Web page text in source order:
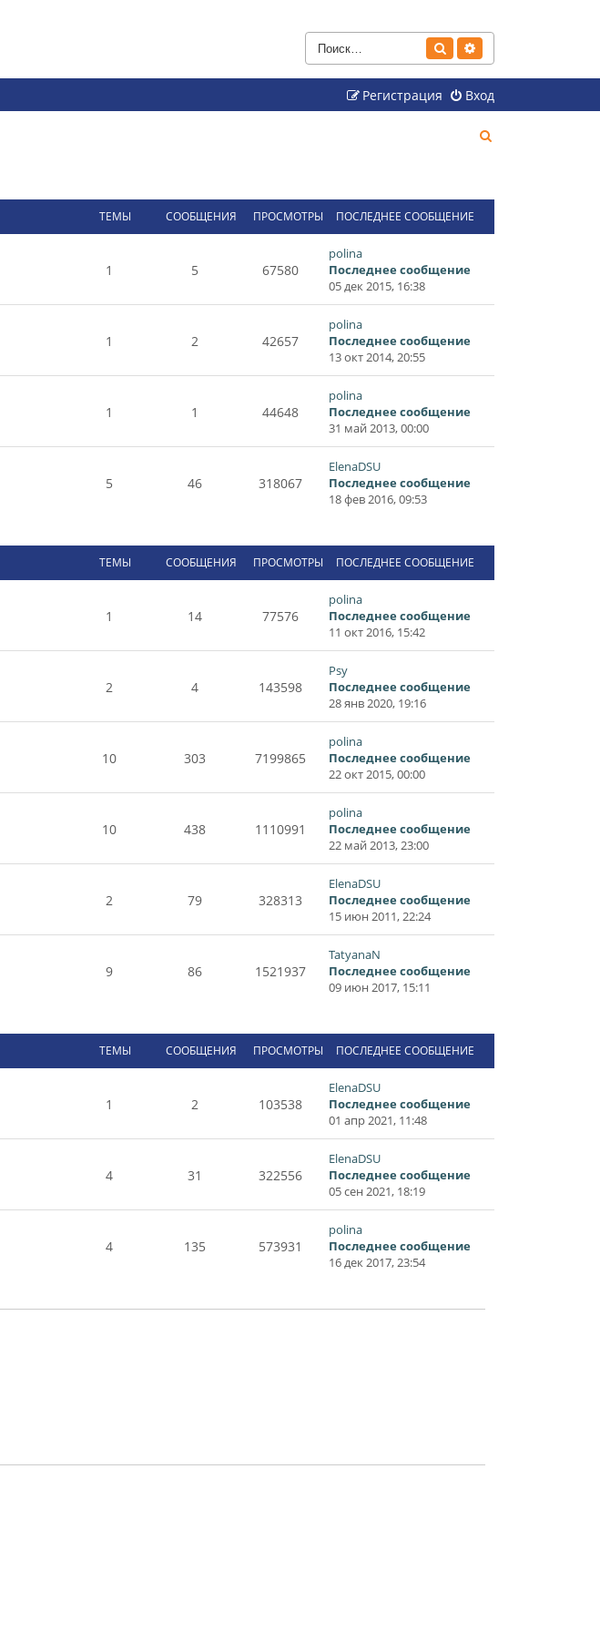
Поиск
Вход
Регистрация
с
ТЕМЫ СООБЩЕНИЯ ПРОСМОТРЫ ПОСЛЕДНЕЕ СООБЩЕНИЕ
1 5 67580
polina
Последнее сообщение
05 дек 2015, 16:38
1 2 42657
polina
Последнее сообщение
13 окт 2014, 20:55
1 1 44648
polina
Последнее сообщение
31 май 2013, 00:00
5 46 318067
ElenaDSU
Последнее сообщение
18 фев 2016, 09:53
ТЕМЫ СООБЩЕНИЯ ПРОСМОТРЫ ПОСЛЕДНЕЕ СООБЩЕНИЕ
1 14 77576
polina
Последнее сообщение
11 окт 2016, 15:42
2 4 143598
Psy
Последнее сообщение
28 янв 2020, 19:16
10 303 7199865
polina
Последнее сообщение
22 окт 2015, 00:00
10 438 1110991
polina
Последнее сообщение
22 май 2013, 23:00
2 79 328313
ElenaDSU
Последнее сообщение
15 июн 2011, 22:24
9 86 1521937
TatyanaN
Последнее сообщение
09 июн 2017, 15:11
ТЕМЫ СООБЩЕНИЯ ПРОСМОТРЫ ПОСЛЕДНЕЕ СООБЩЕНИЕ
1 2 103538
ElenaDSU
Последнее сообщение
01 апр 2021, 11:48
4 31 322556
ElenaDSU
Последнее сообщение
05 сен 2021, 18:19
4 135 573931
polina
Последнее сообщение
16 дек 2017, 23:54